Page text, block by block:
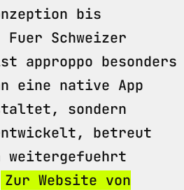
bis
Schweizer
approppo besonders
eine native App
sondern
betreut
weitergefuehrt
Zur Website von